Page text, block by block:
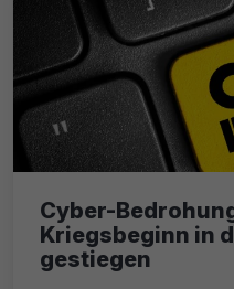
Cyber-
Kriegsbeginn in
gestiegen